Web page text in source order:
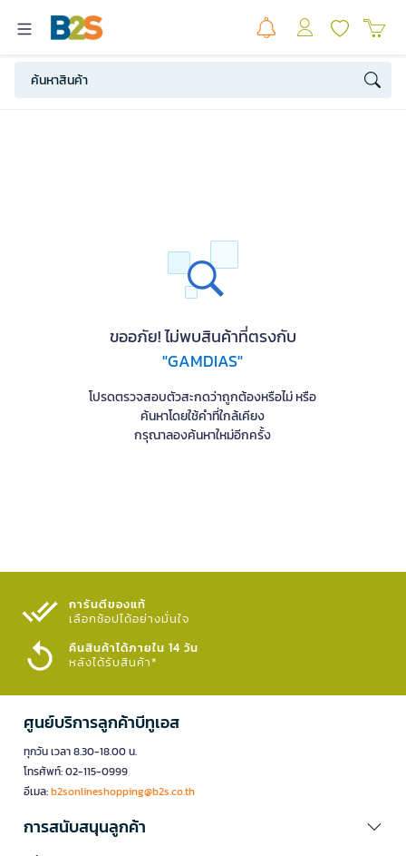
ขออภัย! ไม่พบสินค้าที่ตรงกับ
"GAMDIAS"
โปรดตรวจสอบตัวสะกดว่าถูกต้องหรือไม่ หรือ
ค้นหาโดยใช้คำที่ใกล้เคียง
กรุณาลองค้นหาใหม่อีกครั้ง
การันตีของแท้
เลือกช้อปได้อย่างมั่นใจ​
คืนสินค้าได้ภายใน 14 วัน
หลังได้รับสินค้า*
ศูนย์บริการลูกค้าบีทูเอส
ทุกวัน เวลา 8.30-18.00 น.
โทรศัพท์: 02-115-0999
อีเมล:b2sonlineshopping@b2s.co.th
การสนับสนุนลูกค้า